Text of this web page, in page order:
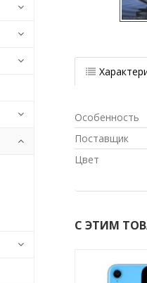
Особенность
Поставщик
Цвет
С ЭТИМ